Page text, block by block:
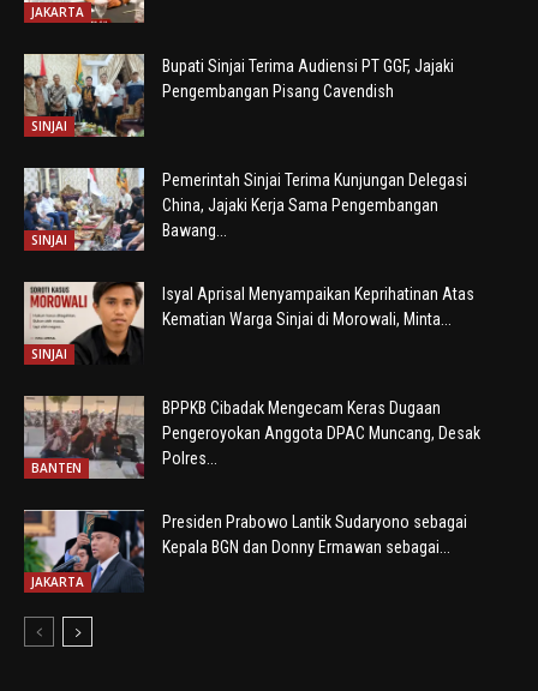
JAKARTA
SINJAI
Bupati Sinjai Terima Audiensi PT GGF, Jajaki
Pengembangan Pisang Cavendish
SINJAI
Pemerintah Sinjai Terima Kunjungan Delegasi
China, Jajaki Kerja Sama Pengembangan
Bawang...
SINJAI
Isyal Aprisal Menyampaikan Keprihatinan Atas
Kematian Warga Sinjai di Morowali, Minta...
BANTEN
BPPKB Cibadak Mengecam Keras Dugaan
Pengeroyokan Anggota DPAC Muncang, Desak
Polres...
JAKARTA
Presiden Prabowo Lantik Sudaryono sebagai
Kepala BGN dan Donny Ermawan sebagai...